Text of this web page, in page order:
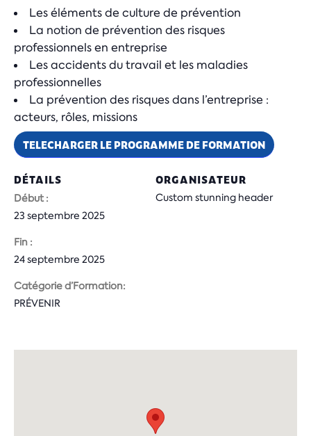
Les éléments de culture de prévention
La notion de prévention des risques
professionnels en entreprise
Les accidents du travail et les maladies
professionnelles
La prévention des risques dans l’entreprise :
acteurs, rôles, missions
TELECHARGER LE PROGRAMME DE FORMATION
DÉTAILS
Début :
23 septembre 2025
Fin :
24 septembre 2025
Catégorie d’Formation:
PRÉVENIR
ORGANISATEUR
Custom stunning header